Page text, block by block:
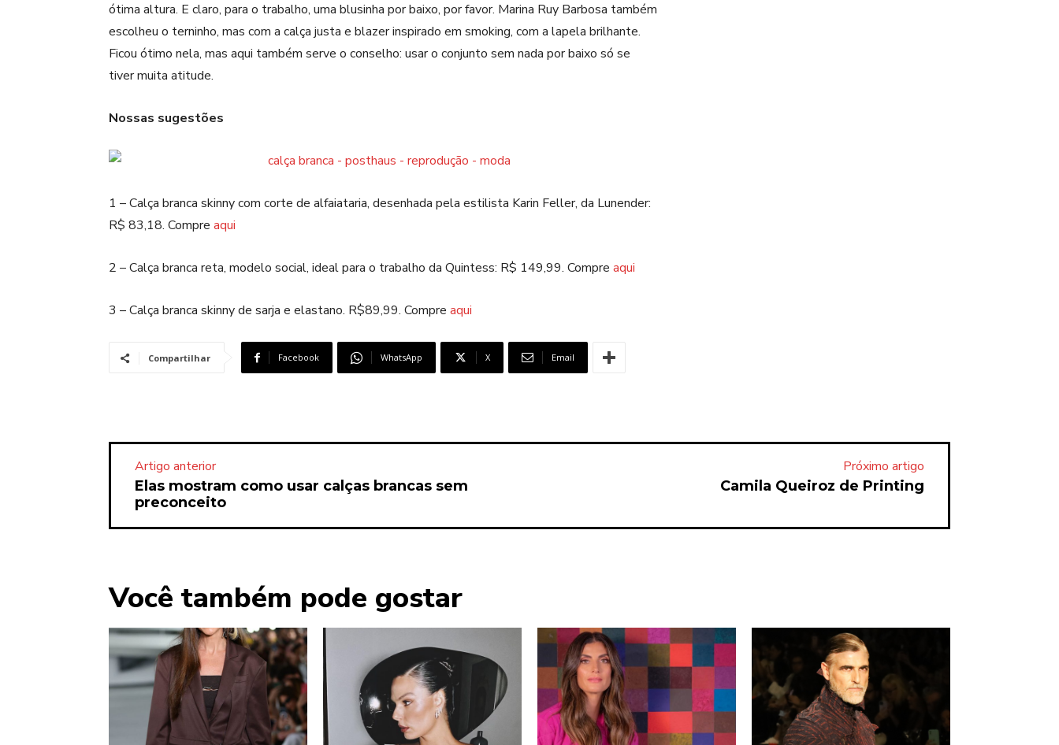
ótima altura. E claro, para o trabalho, uma blusinha por baixo, por favor. Marina Ruy Barbosa também
escolheu o terninho, mas com a calça justa e blazer inspirado em smoking, com a lapela brilhante.
Ficou ótimo nela, mas aqui também serve o conselho: usar o conjunto sem nada por baixo só se
tiver muita atitude.
Nossas sugestões
1 – Calça branca skinny com corte de alfaiataria, desenhada pela estilista Karin Feller, da Lunender:
R$ 83,18. Compre aqui
2 – Calça branca reta, modelo social, ideal para o trabalho da Quintess: R$ 149,99. Compre aqui
3 – Calça branca skinny de sarja e elastano. R$89,99. Compre aqui
Compartilhar Facebook WhatsApp X Email
Artigo anterior
Elas mostram como usar calças brancas sem
preconceito
Próximo artigo
Camila Queiroz de Printing
Você também pode gostar